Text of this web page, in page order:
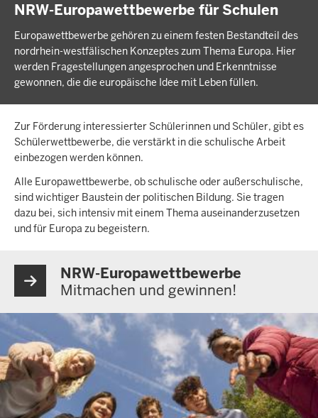
NRW-Europawettbewerbe für Schulen
Europawett­bewerbe gehören zu einem festen Bestand­teil des
nordrhein-westfälischen Konzeptes zum Thema Europa. Hier
werden Fragestellungen angesprochen und Erkenntnisse
gewonnen, die die europäische Idee mit Leben füllen.
Zur Förderung interessierter Schülerinnen und Schüler, gibt es
Schülerwettbewerbe, die verstärkt in die schulische Arbeit
einbezogen werden können.
Alle Europawettbewerbe, ob schulische oder außerschulische,
sind wichtiger Baustein der politischen Bildung. Sie tragen
dazu bei, sich intensiv mit einem Thema auseinanderzusetzen
und für Europa zu begeistern.
NRW-Europawettbewerbe
Mitmachen und gewinnen!